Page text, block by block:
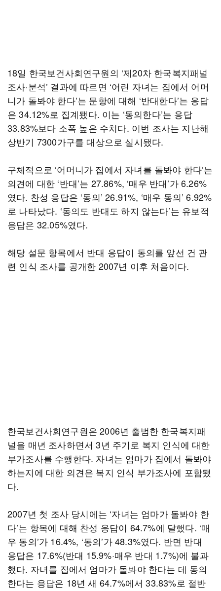
18일 한국보건사회연구원의 ‘제20차 한국복지패널
조사·분석’ 결과에 따르면 ‘어린 자녀는 집에서 어머
니가 돌봐야 한다’는 문항에 대해 ‘반대한다’는 응답
은 34.12%로 집계됐다. 이는 ‘동의한다’는 응답
33.83%보다 소폭 높은 수치다. 이번 조사는 지난해
상반기 7300가구를 대상으로 실시됐다.
구체적으로 ‘어머니가 집에서 자녀를 돌봐야 한다’는
의견에 대한 ‘반대’는 27.86%, ‘매우 반대’가 6.26%
였다. 찬성 응답은 ‘동의’ 26.91%, ‘매우 동의’ 6.92%
로 나타났다. ‘동의도 반대도 하지 않는다’는 유보적
응답은 32.05%였다.
해당 설문 항목에서 반대 응답이 동의를 앞선 건 관
련 인식 조사를 공개한 2007년 이후 처음이다.
한국보건사회연구원은 2006년 출범한 한국복지패
널을 매년 조사하면서 3년 주기로 복지 인식에 대한
부가조사를 수행한다. 자녀는 엄마가 집에서 돌봐야
하는지에 대한 의견은 복지 인식 부가조사에 포함됐
다.
2007년 첫 조사 당시에는 ‘자녀는 엄마가 돌봐야 한
다’는 항목에 대해 찬성 응답이 64.7%에 달했다. ‘매
우 동의’가 16.4%, ‘동의’가 48.3%였다. 반면 반대
응답은 17.6%(반대 15.9%·매우 반대 1.7%)에 불과
했다. 자녀를 집에서 엄마가 돌봐야 한다는 데 동의
한다는 응답은 18년 새 64.7%에서 33.83%로 절반